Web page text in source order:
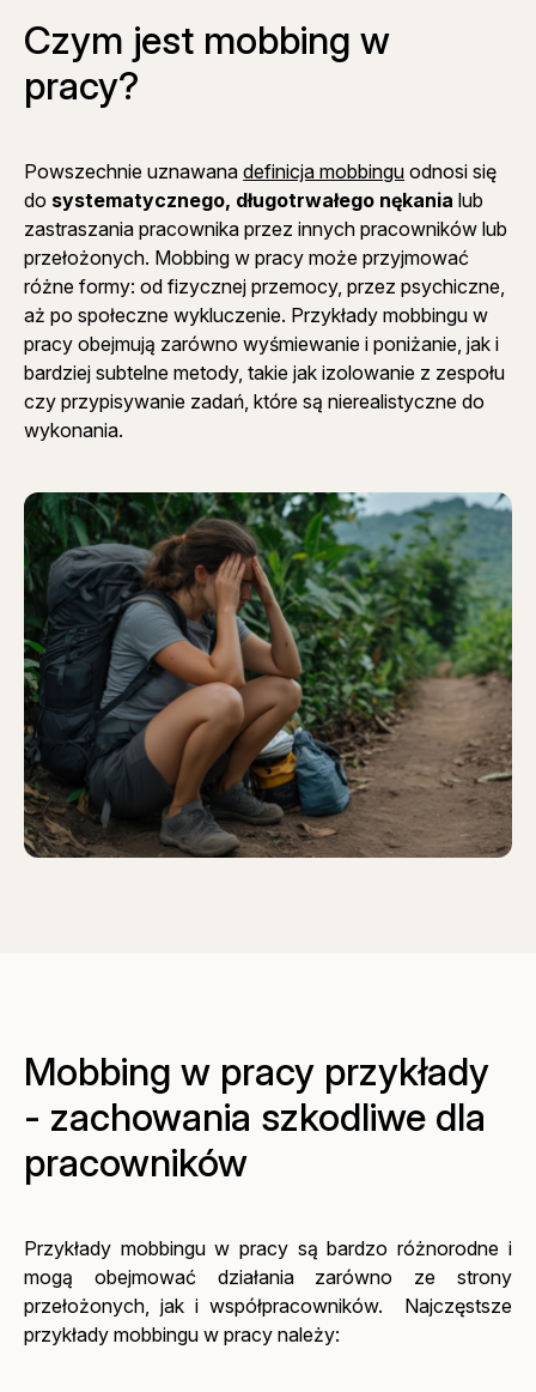
Czym jest mobbing w
pracy?
Powszechnie uznawanadefinicja mobbingu odnosi się
do systematycznego, długotrwałego nękania lub
zastraszania pracownika przez innych pracowników lub
przełożonych. Mobbing w pracy może przyjmować
różne formy: od fizycznej przemocy, przez psychiczne,
aż po społeczne wykluczenie. Przykłady mobbingu w
pracy obejmują zarówno wyśmiewanie i poniżanie, jak i
bardziej subtelne metody, takie jak izolowanie z zespołu
czy przypisywanie zadań, które są nierealistyczne do
wykonania.
Mobbing w pracy przykłady
- zachowania szkodliwe dla
pracowników
Przykłady mobbingu w pracy są bardzo różnorodne i
mogą obejmować działania zarówno ze strony
przełożonych, jak i współpracowników. Najczęstsze
przykłady mobbingu w pracy należy: